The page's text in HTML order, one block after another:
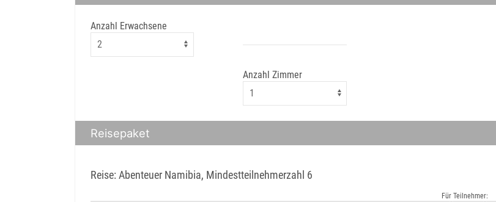
Anzahl Erwachsene
Anzahl Zimmer
Reisepaket
Reise: Abenteuer Namibia, Mindestteilnehmerzahl 6
Für Teilnehmer: